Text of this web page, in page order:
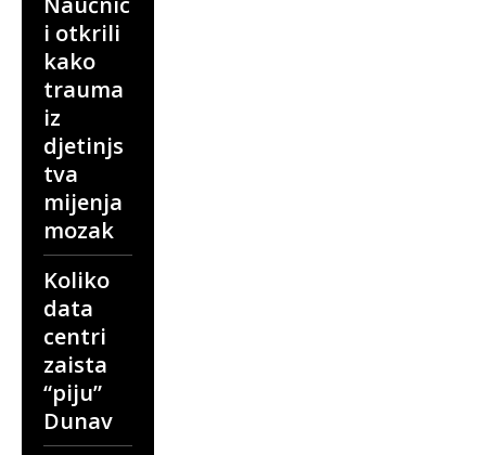
i otkrili
kako
trauma
iz
djetinjs
tva
mijenja
mozak
Koliko
data
centri
zaista
“piju”
Dunav